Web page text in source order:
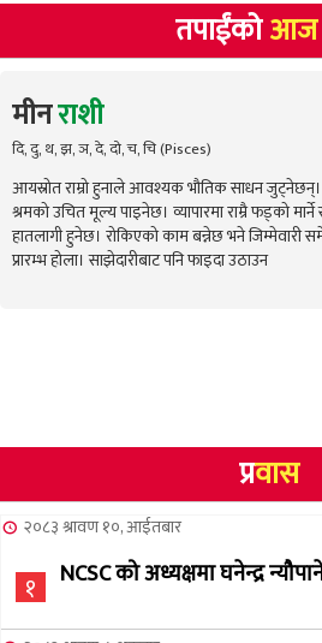
तपाईंकोआज
मीनराशी
दि, दु, थ, झ, ञ, दे, दो, च, चि (Pisces)
आयस्रोत राम्रो हुनाले आवश्यक भौतिक साधन
श्रमको उचित मूल्य पाइनेछ। व्यापारमा राम्रै फड्को
हातलागी हुनेछ। रोकिएको काम बन्नेछ भने जिम्मेवारी
प्रारम्भ होला। साझेदारीबाट पनि फाइदा उठाउन
प्रवास
२०८३ श्रावण १०, आईतबार
१ NCSC को अध्यक्षमा घनेन्द्र